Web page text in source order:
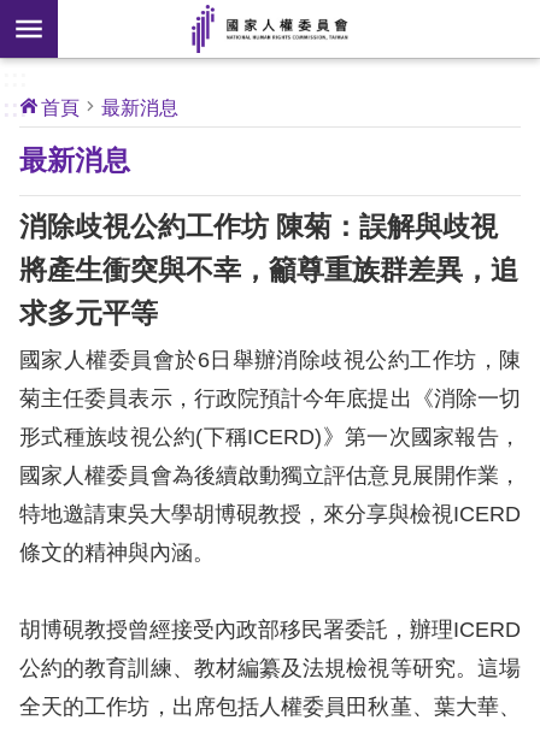
前往主要內容區塊
搜
尋
開
新
]
核
心
人
權
公
約
關
於
本
會
最
新
消
息
權
業
務
:::
首頁 最新消息
最新消息
消除歧視公約工作坊 陳菊：誤解與歧視
將產生衝突與不幸，籲尊重族群差異，追
求多元平等
國家人權委員會於6日舉辦消除歧視公約工作坊，陳
菊主任委員表示，行政院預計今年底提出《消除一切
形式種族歧視公約(下稱ICERD)》第一次國家報告，
國家人權委員會為後續啟動獨立評估意見展開作業，
特地邀請東吳大學胡博硯教授，來分享與檢視ICERD
條文的精神與內涵。
胡博硯教授曾經接受內政部移民署委託，辦理ICERD
公約的教育訓練、教材編纂及法規檢視等研究。這場
全天的工作坊，出席包括人權委員田秋堇、葉大華、